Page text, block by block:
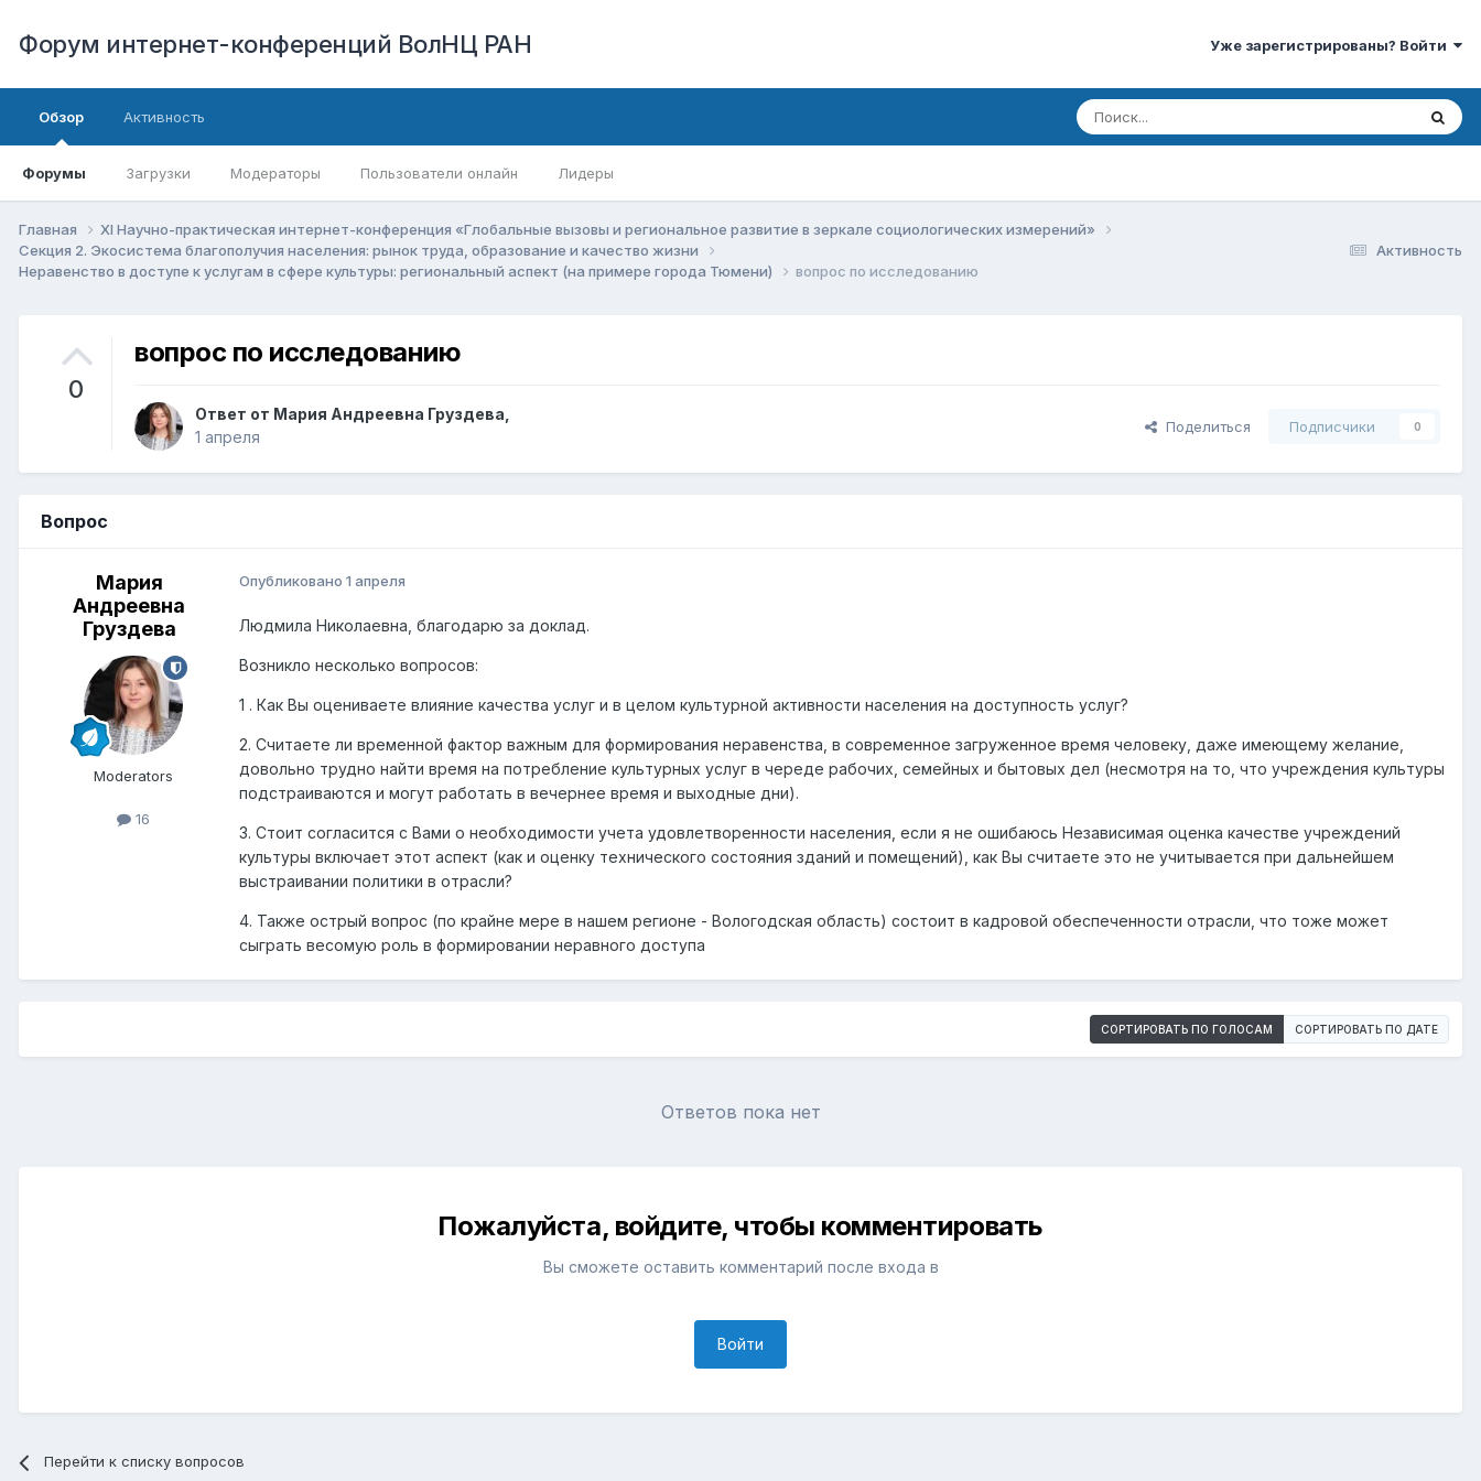
Форум интернет-конференций ВолНЦ РАН Уже зарегистрированы? Войти
Обзор
Форумы Загрузки Модераторы Пользователи онлайн Лидеры
Активность
Активность
Главная
XI Научно-практическая интернет-конференция «Глобальные вызовы и региональное развитие в зеркале социологических измерений»
Секция 2. Экосистема благополучия населения: рынок труда, образование и качество жизни
Неравенство в доступе к услугам в сфере культуры: региональный аспект (на примере города Тюмени)
вопрос по исследованию
0
вопрос по исследованию
Ответ от Мария Андреевна Груздева
1 апреля
Поделиться Подписчики 0
Вопрос
Мария
Андреевна
Груздева
Moderators
16
Опубликовано 1 апреля
Людмила Николаевна, благодарю за доклад.
Возникло несколько вопросов:
1 . Как Вы оцениваете влияние качества услуг и в целом культурной активности населения на доступность услуг?
2. Считаете ли временной фактор важным для формирования неравенства, в современное загруженное время человеку, даже имеющему желание,
довольно трудно найти время на потребление культурных услуг в череде рабочих, семейных и бытовых дел (несмотря на то, что учреждения культуры
подстраиваются и могут работать в вечернее время и выходные дни).
3. Стоит согласится с Вами о необходимости учета удовлетворенности населения, если я не ошибаюсь Независимая оценка качестве учреждений
культуры включает этот аспект (как и оценку технического состояния зданий и помещений), как Вы считаете это не учитывается при дальнейшем
выстраивании политики в отрасли?
4. Также острый вопрос (по крайне мере в нашем регионе - Вологодская область) состоит в кадровой обеспеченности отрасли, что тоже может
сыграть весомую роль в формировании неравного доступа
СОРТИРОВАТЬ ПО ГОЛОСАМ СОРТИРОВАТЬ ПО ДАТЕ
Ответов пока нет
Пожалуйста, войдите, чтобы комментировать
Вы сможете оставить комментарий после входа в
Войти
Перейти к списку вопросов